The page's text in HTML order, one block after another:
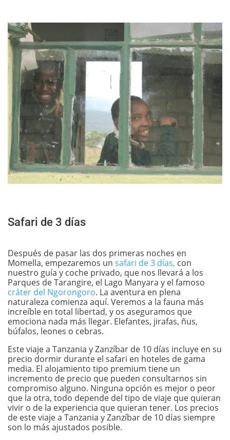
Safari de 3 días
Después de pasar las dos primeras noches en
Momella, empezaremos un safari de 3 días, con
nuestro guía y coche privado, que nos llevará a los
Parques de Tarangire, el Lago Manyara y el famoso
cráter del Ngorongoro. La aventura en plena
naturaleza comienza aquí. Veremos a la fauna más
increíble en total libertad, y os aseguramos que
emociona nada más llegar. Elefantes, jirafas, ñus,
búfalos, leones o cebras.
Este viaje a Tanzania y Zanzíbar de 10 días incluye en su
precio dormir durante el safari en hoteles de gama
media. El alojamiento tipo premium tiene un
incremento de precio que pueden consultarnos sin
compromiso alguno. Ninguna opción es mejor o peor
que la otra, todo depende del tipo de viaje que quieran
vivir o de la experiencia que quieran tener. Los precios
de este viaje a Tanzania y Zanzíbar de 10 días siempre
son lo más ajustados posible.